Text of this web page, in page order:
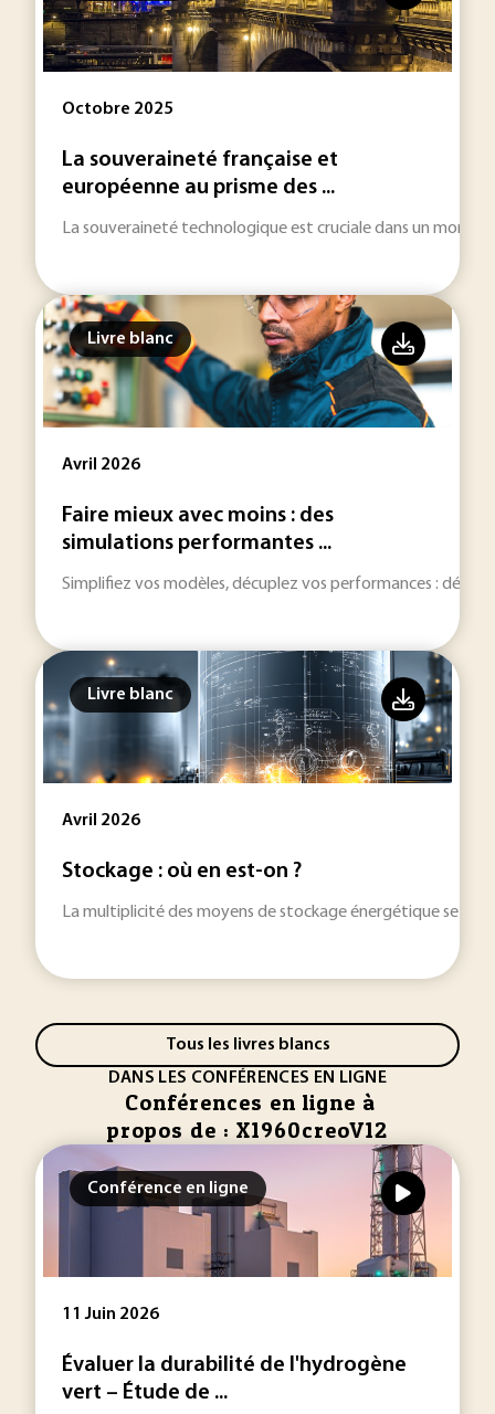
Octobre 2025
La souveraineté française et
européenne au prisme des ...
La souveraineté technologique est cruciale dans un monde
Livre blanc
Avril 2026
Faire mieux avec moins : des
simulations performantes ...
Simplifiez vos modèles, décuplez vos performances :
Livre blanc
Avril 2026
Stockage : où en est-on ?
La multiplicité des moyens de stockage énergétique se
Tous les livres blancs
DANS LES CONFÉRENCES EN LIGNE
Conférences en ligne à
propos de : X1960creoV12
Conférence en ligne
11 Juin 2026
Évaluer la durabilité de l'hydrogène
vert – Étude de ...